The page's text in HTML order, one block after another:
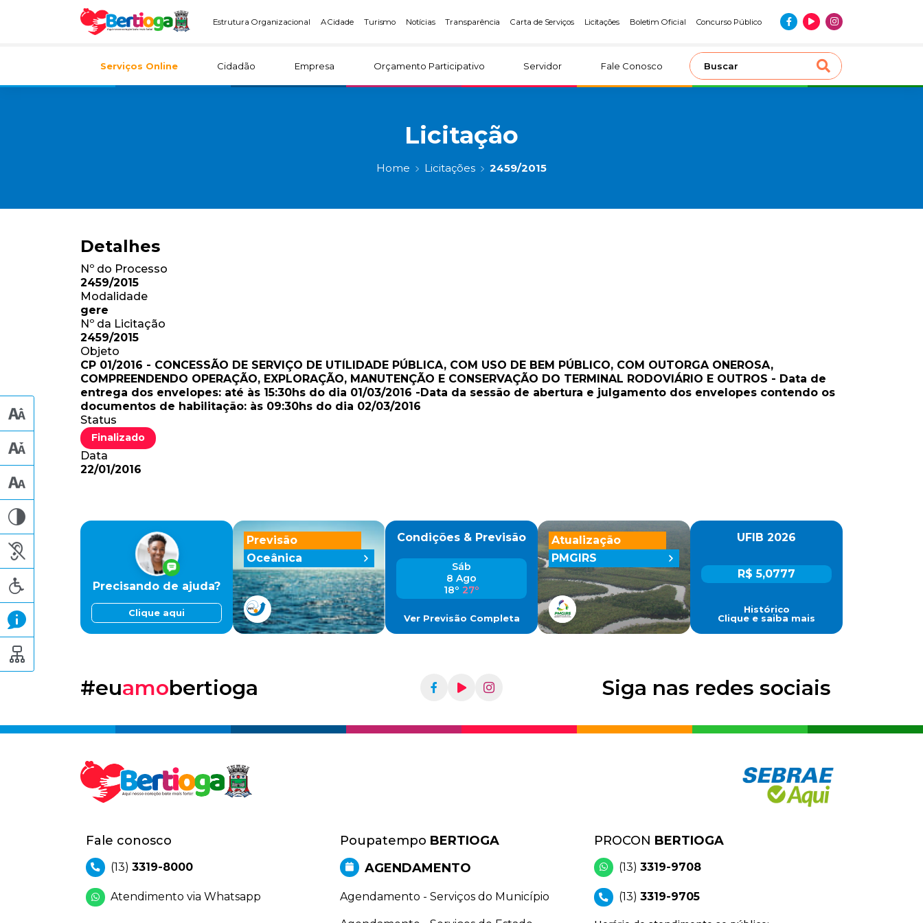
Estrutura Organizacional A Cidade Turismo Notícias Transparência Carta de Serviços Licitações Boletim Oficial Concurso Público
Serviços Online Cidadão Empresa Orçamento Participativo Servidor Fale Conosco
Licitação
Home Licitações 2459/2015
Detalhes
Nº do Processo
2459/2015
Modalidade
gere
Nº da Licitação
2459/2015
Objeto
CP 01/2016 - CONCESSÃO DE SERVIÇO DE UTILIDADE PÚBLICA, COM USO DE BEM PÚBLICO, COM OUTORGA ONEROSA,
COMPREENDENDO OPERAÇÃO, EXPLORAÇÃO, MANUTENÇÃO E CONSERVAÇÃO DO TERMINAL RODOVIÁRIO E OUTROS - Data de
entrega dos envelopes: até às 15:30hs do dia 01/03/2016 -Data da sessão de abertura e julgamento dos envelopes contendo os
documentos de habilitação: às 09:30hs do dia 02/03/2016
Status
Finalizado
Data
22/01/2016
Previsão
Oceânica
Precisando de ajuda?
Clique aqui
Condições & Previsão
Sáb
8 Ago
18º 27º
Ver Previsão Completa
UFIB 2026
R$ 5,0777
Histórico
Clique e saiba mais
Atualização
PMGIRS
#euamobertioga Siga nas redes sociais
Fale conosco
(13) 3319-8000
Atendimento via Whatsapp
Poupatempo BERTIOGA
AGENDAMENTO
Agendamento - Serviços do Município
PROCON BERTIOGA
(13) 3319-9708
(13) 3319-9705